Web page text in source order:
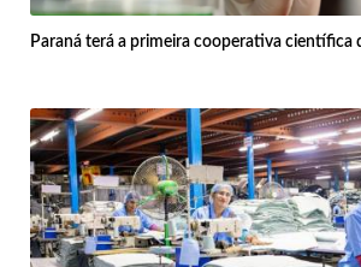
Paraná terá a primeira cooperativa científica